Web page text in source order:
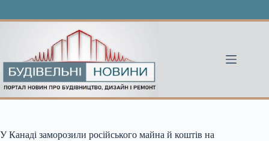
У Канаді заморозили російського майна й коштів на